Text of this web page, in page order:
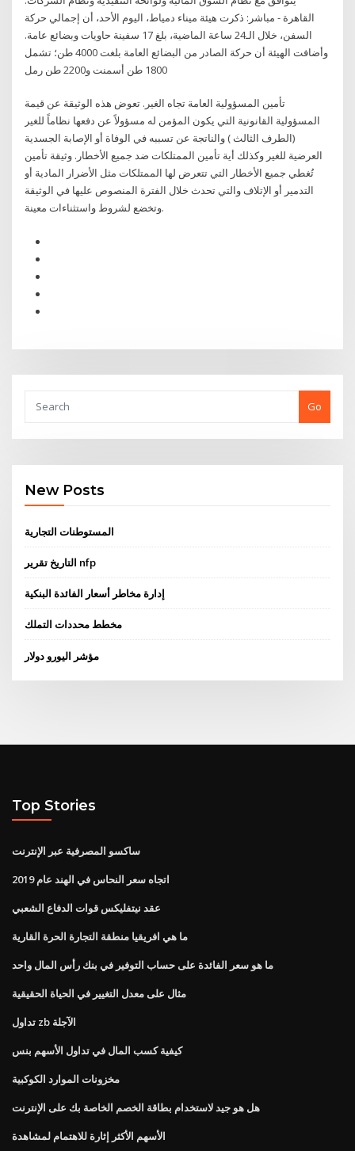
القاهرة - مباشر: ذكرت هيئة ميناء دمياط، اليوم الأحد، أن إجمالي حركة
السفن، خلال الـ24 ساعة الماضية، بلغ 17 سفينة حاويات وبضائع عامة.
وأضافت الهيئة أن حركة الصادر من البضائع العامة بلغت 4000 طن؛ تشمل
1800 طن أسمنت و2200 طن رمل
تأمين المسؤولية العامة تجاه الغير. تعوض هذه الوثيقة عن قيمة
المسؤولية القانونية التي يكون المؤمن له مسؤولاً عن دفعها نظاماً للغير
(الطرف الثالث ) والناتجة عن تسببه في الوفاة أو الإصابة الجسدية
العرضية للغير وكذلك أية تأمين الممتلكات ضد جميع الأخطار. وثيقة تأمين
تُغطي جميع الأخطار التي تتعرض لها الممتلكات مثل الأضرار المادية أو
التدمير أو الإتلاف والتي تحدث خلال الفترة المنصوص عليها في الوثيقة
وتخضع لشروط واستثناءات معينة.
Go
New Posts
المستوطنات التجارية
التاريخ تقرير nfp
إدارة مخاطر أسعار الفائدة البنكية
مخطط محددات التملك
مؤشر اليورو دولار
Top Stories
ساكسو المصرفية عبر الإنترنت
اتجاه سعر النحاس في الهند عام 2019
عقد نيتفليكس قوات الدفاع الشعبي
ما هي افريقيا منطقة التجارة الحرة القارية
ما هو سعر الفائدة على حساب التوفير في بنك رأس المال واحد
مثال على معدل التغيير في الحياة الحقيقية
تداول zb الآجلة
كيفية كسب المال في تداول الأسهم بنس
مخزونات الموارد الكوكبية
هل هو جيد لاستخدام بطاقة الخصم الخاصة بك على الإنترنت
الأسهم الأكثر إثارة للاهتمام لمشاهدة